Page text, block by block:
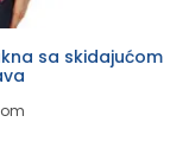
sa skidajućom